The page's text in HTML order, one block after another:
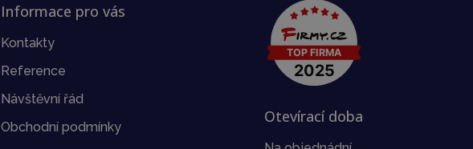
Informace pro vás
Kontakty
Reference
Návštěvní řád
Obchodní podmínky
Otevírací doba